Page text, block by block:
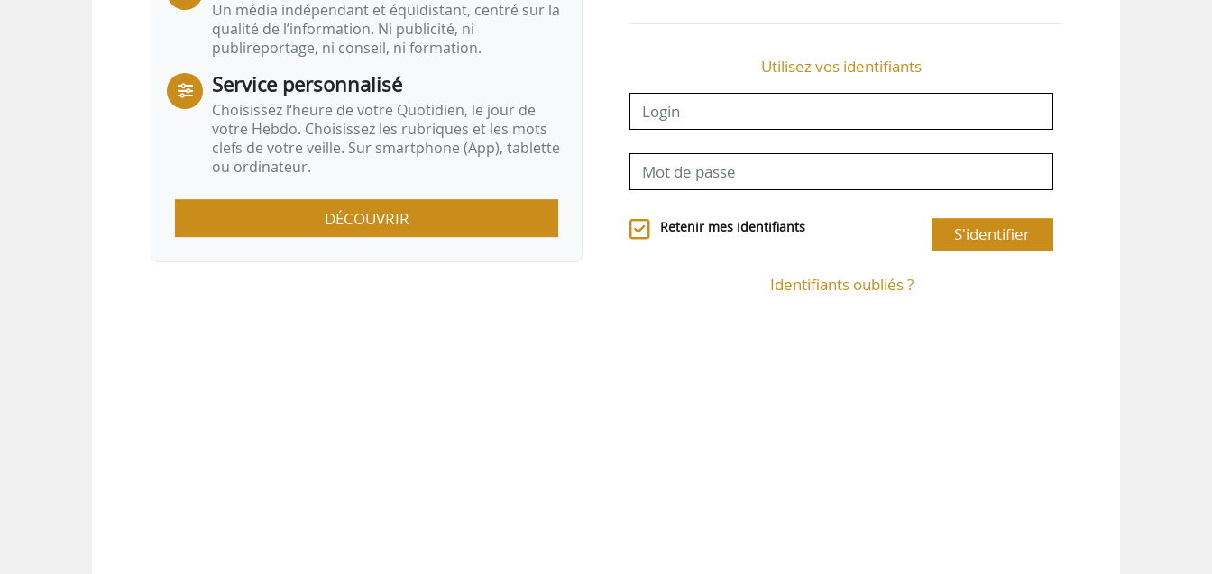
Un média indépendant et équidistant, centré sur la
qualité de l’information. Ni publicité, ni
publireportage, ni conseil, ni formation.
Service personnalisé
Choisissez l‘heure de votre Quotidien, le jour de
votre Hebdo. Choisissez les rubriques et les mots
clefs de votre veille. Sur smartphone (App), tablette
ou ordinateur.
DÉCOUVRIR
Utilisez vos identifiants
Retenir mes identifiants S'identifier
Identifiants oubliés ?